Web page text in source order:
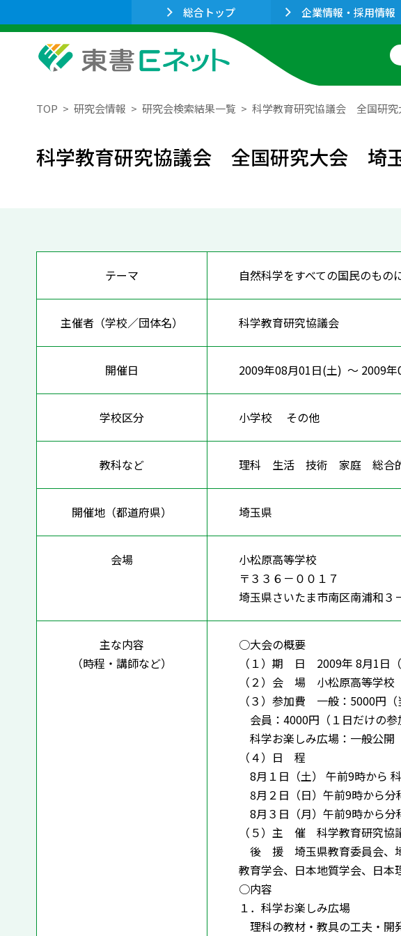
総合トップ 企業情報・採用情報
TOP 研究会情報 研究会検索結果一覧 科学教育研究協議会 全国研
科学教育研究協議会 全国研究大会 埼
テーマ 自然科学をすべての国民のもの
主催者（学校／団体名） 科学教育研究協議会
開催日 2009年08月01日(土) ～ 2009
学校区分 小学校 その他
教科など 理科 生活 技術 家庭 総合
開催地（都道府県） 埼玉県
会場
小松原高等学校
〒３３６－００１７
埼玉県さいたま市南区南浦和３
主な内容
（時程・講師など）
○大会の概要
（１）期 日 2009年 8月1日（
（２）会 場 小松原高等学
（３）参加費 一般：5000円（
会員：4000円（１日だけの参
科学お楽しみ広場：一般公
（４）日 程
8月１日（土） 午前9時から
8月２日（日）午前9時から分
8月３日（月）午前9時から分
（５）主 催 科学教育研究協
後 援 埼玉県教育委員会、埼
教育学会、日本地質学会、日
○内容
１．科学お楽しみ広場
理科の教材・教具の工夫・開